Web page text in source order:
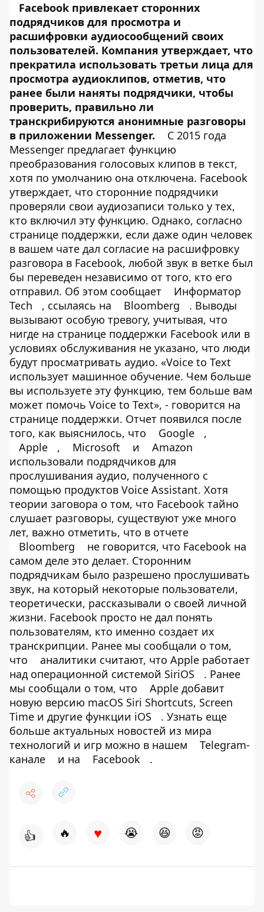
Facebook привлекает сторонних
подрядчиков для просмотра и
расшифровки аудиосообщений своих
пользователей. Компания утверждает, что
прекратила использовать третьи лица для
просмотра аудиоклипов, отметив, что
ранее были наняты подрядчики, чтобы
проверить, правильно ли
транскрибируются анонимные разговоры
в приложении Messenger.
С 2015 года
Messenger предлагает функцию
преобразования голосовых клипов в текст,
хотя по умолчанию она отключена. Facebook
утверждает, что сторонние подрядчики
проверяли свои аудиозаписи только у тех,
кто включил эту функцию. Однако, согласно
странице поддержки, если даже один человек
в вашем чате дал согласие на расшифровку
разговора в Facebook, любой звук в ветке был
бы переведен независимо от того, кто его
отправил. Об этом сообщает
Информатор
Tech
, ссылаясь на Bloomberg
. Выводы
вызывают особую тревогу, учитывая, что
нигде на странице поддержки Facebook или в
условиях обслуживания не указано, что люди
будут просматривать аудио. «Voice to Text
использует машинное обучение. Чем больше
вы используете эту функцию, тем больше вам
может помочь Voice to Text», - говорится на
странице поддержки. Отчет появился после
того, как выяснилось, что
Google
,
Apple
, Microsoft и
Amazon
использовали подрядчиков для
прослушивания аудио, полученного с
помощью продуктов Voice Assistant. Хотя
теории заговора о том, что Facebook тайно
слушает разговоры, существуют уже много
лет, важно отметить, что в отчете
Bloomberg
не говорится, что Facebook на
самом деле это делает. Сторонним
подрядчикам было разрешено прослушивать
звук, на который некоторые пользователи,
теоретически, рассказывали о своей личной
жизни. Facebook просто не дал понять
пользователям, кто именно создает их
транскрипции. Ранее мы сообщали о том,
что
аналитики считают, что Apple работает
над операционной системой SiriOS
. Ранее
мы сообщали о том, что
Apple добавит
новую версию macOS Siri Shortcuts, Screen
Time и другие функции iOS
. Узнать еще
больше актуальных новостей из мира
технологий и игр можно в нашем
Telegram-
канале
и на Facebook .
👍 🔥 ♥ 😭 😆 😡